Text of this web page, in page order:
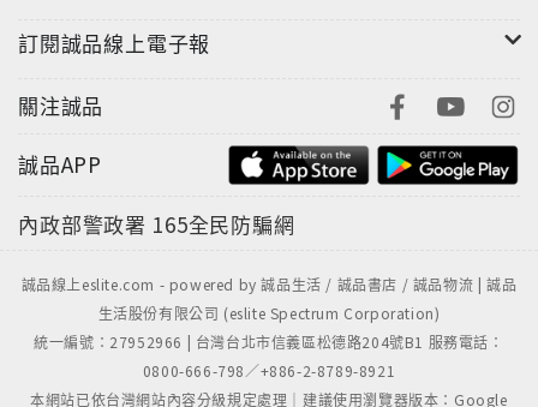
訂閱誠品線上電子報
關注誠品
誠品APP
內政部警政署 165全民防騙網
誠品線上eslite.com - powered by 誠品生活 / 誠品書店 / 誠品物流 | 誠品
生活股份有限公司 (eslite Spectrum Corporation)
統一編號：27952966 | 台灣台北市信義區松德路204號B1 服務電話：
0800-666-798／+886-2-8789-8921
本網站已依台灣網站內容分級規定處理｜建議使用瀏覽器版本：Google